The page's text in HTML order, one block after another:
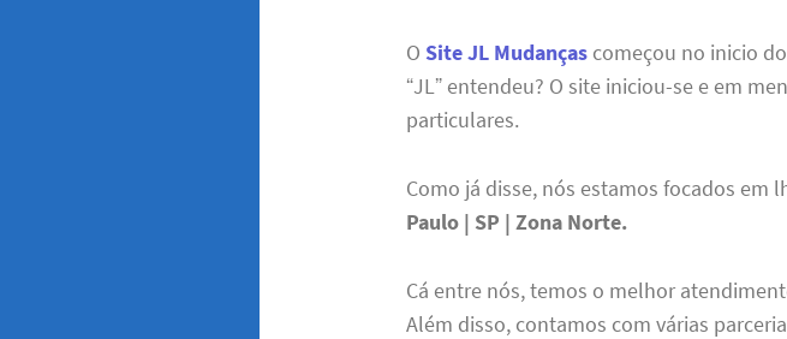
O Site JL Mudanças começou no inicio
“JL” entendeu? O site iniciou-se e em
particulares.
Como já disse, nós estamos focados em
Paulo | SP | Zona Norte.
Cá entre nós, temos o melhor
Além disso, contamos com várias